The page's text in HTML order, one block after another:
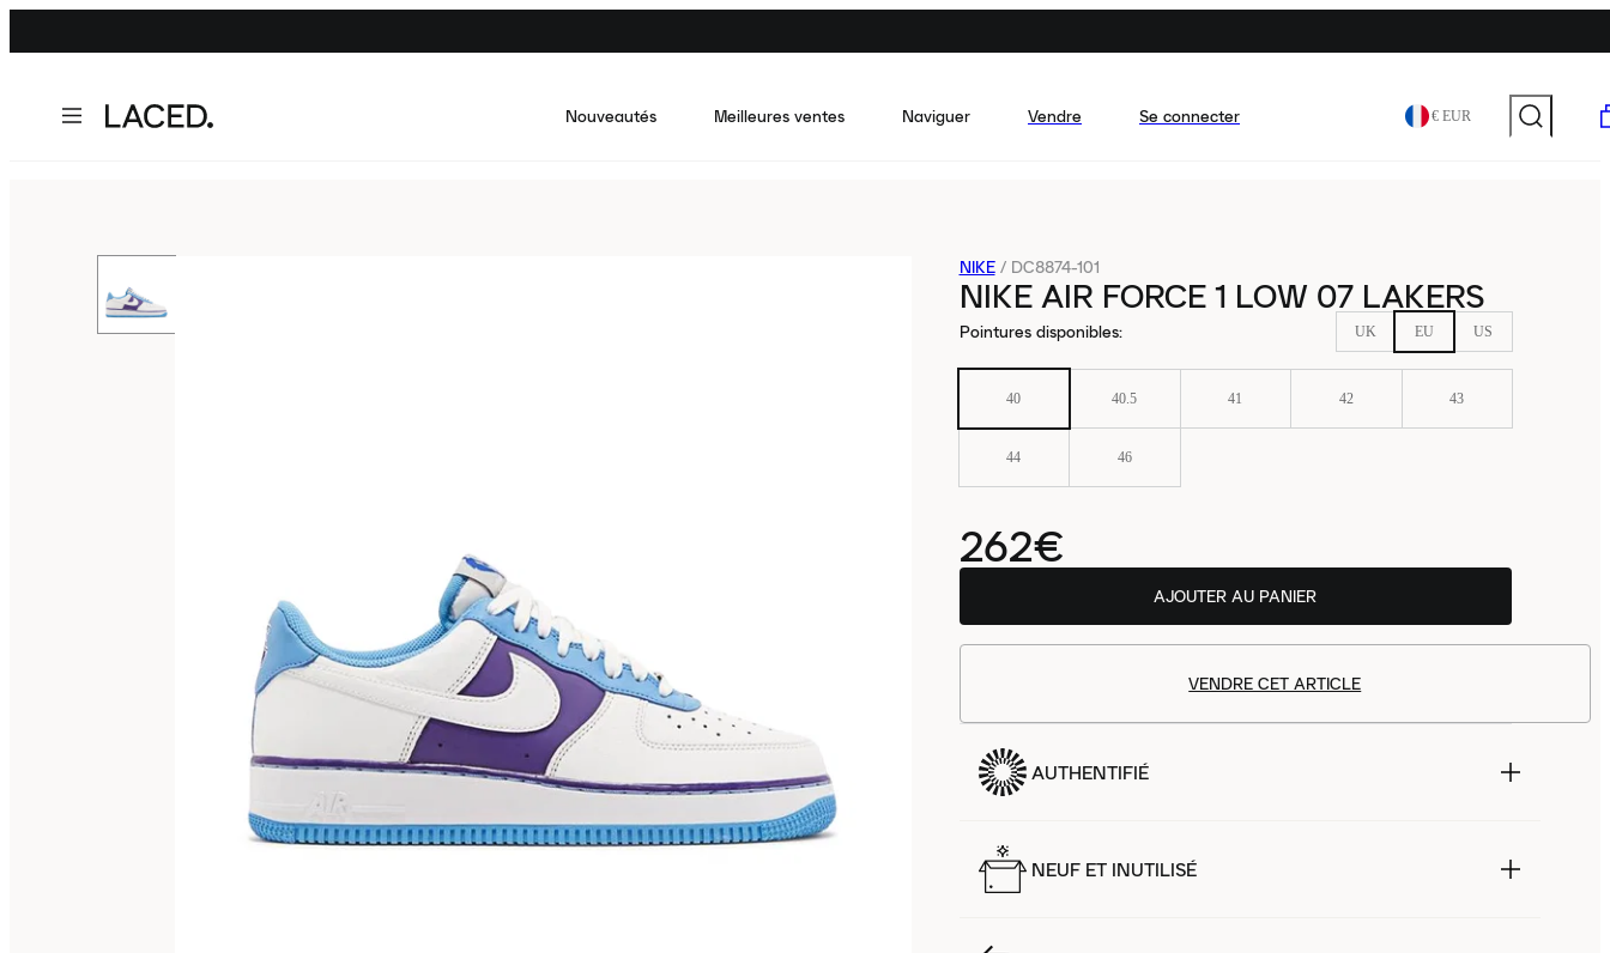
Nouveautés Meilleures ventes Naviguer Vendre Se connecter € EUR
NIKE / DC8874-101
NIKE AIR FORCE 1 LOW 07 LAKERS
Pointures disponibles: UK EU US
40 40.5 41 42 43
44 46
262€
AJOUTER AU PANIER
VENDRE CET ARTICLE
AUTHENTIFIÉ
NEUF ET INUTILISÉ